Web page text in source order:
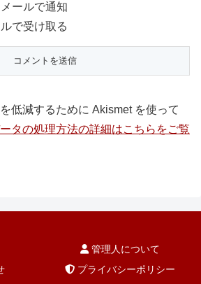
ールで通知
で受け取る
低減するために Akismet を使って
タの処理方法の詳細はこちらをご覧
管理人について
プライバシーポリシー